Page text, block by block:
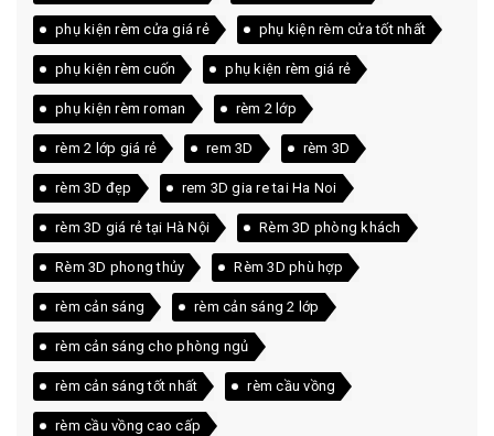
phụ kiện rèm cửa giá rẻ phụ kiện rèm cửa tốt nhất
phụ kiện rèm cuốn phụ kiện rèm giá rẻ
phụ kiện rèm roman rèm 2 lớp
rèm 2 lớp giá rẻ rem 3D rèm 3D
rèm 3D đẹp rem 3D gia re tai Ha Noi
rèm 3D giá rẻ tại Hà Nội Rèm 3D phòng khách
Rèm 3D phong thủy Rèm 3D phù hợp
rèm cản sáng rèm cản sáng 2 lớp
rèm cản sáng cho phòng ngủ
rèm cản sáng tốt nhất rèm cầu vồng
rèm cầu vồng cao cấp